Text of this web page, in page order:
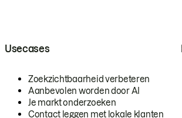
Usecases
Zoekzichtbaarheid verbeteren
Aanbevolen worden door AI
Je markt onderzoeken
Contact leggen met lokale klanten